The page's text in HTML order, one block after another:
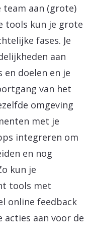
aan (grote)
tools kun je grote
fases. Je
aan
en doelen en je
van het
omgeving
met je
integreren om
en nog
kun je
tools met
online feedback
aan voor de